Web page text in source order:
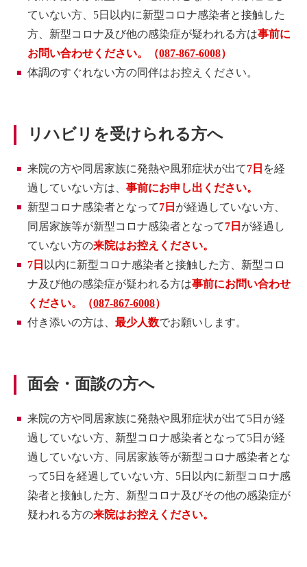
ていない方、5日以内に新型コロナ感染者と接触した
方、新型コロナ及び他の感染症が疑われる方は事前に
お問い合わせください。（087-867-6008）
体調のすぐれない方の同伴はお控えください。
リハビリを受けられる方へ
来院の方や同居家族に発熱や風邪症状が出て7日 を経
過していない方は、 事前にお申し出ください。
新型コロナ感染者となって7日 が経過していない方、
同居家族等が新型コロナ感染者となって7日 が経過し
ていない方の来院はお控えください。
7日 以内に新型コロナ感染者と接触した方、新型コロ
ナ及び他の感染症が疑われる方は事前にお問い合わせ
ください。（087-867-6008）
付き添いの方は、 最少人数でお願いします。
面会・面談の方へ
来院の方や同居家族に発熱や風邪症状が出て5日が経
過していない方、新型コロナ感染者となって5日が経
過していない方、同居家族等が新型コロナ感染者とな
って5日を経過していない方、5日以内に新型コロナ感
染者と接触した方、新型コロナ及びその他の感染症が
疑われる方の来院はお控えください。